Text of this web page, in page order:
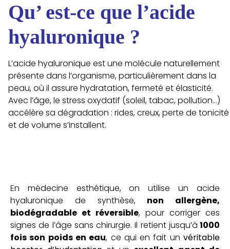
Qu’ est-ce que l’acide
hyaluronique ?
L’acide hyaluronique est une molécule naturellement
présente dans l’organisme, particulièrement dans la
peau, où il assure hydratation, fermeté et élasticité.
Avec l’âge, le stress oxydatif (soleil, tabac, pollution…)
accélère sa dégradation : rides, creux, perte de tonicité
et de volume s’installent.
En médecine esthétique, on utilise un acide
hyaluronique de synthèse, non allergène,
biodégradable et réversible, pour corriger ces
signes de l’âge sans chirurgie. Il retient jusqu’à 1000
fois son poids en eau, ce qui en fait un véritable